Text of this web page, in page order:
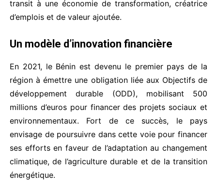
transit à une économie de transformation, créatrice
d’emplois et de valeur ajoutée.
Un modèle d’innovation financière
En 2021, le Bénin est devenu le premier pays de la
région à émettre une obligation liée aux Objectifs de
développement durable (ODD), mobilisant 500
millions d’euros pour financer des projets sociaux et
environnementaux. Fort de ce succès, le pays
envisage de poursuivre dans cette voie pour financer
ses efforts en faveur de l’adaptation au changement
climatique, de l’agriculture durable et de la transition
énergétique.